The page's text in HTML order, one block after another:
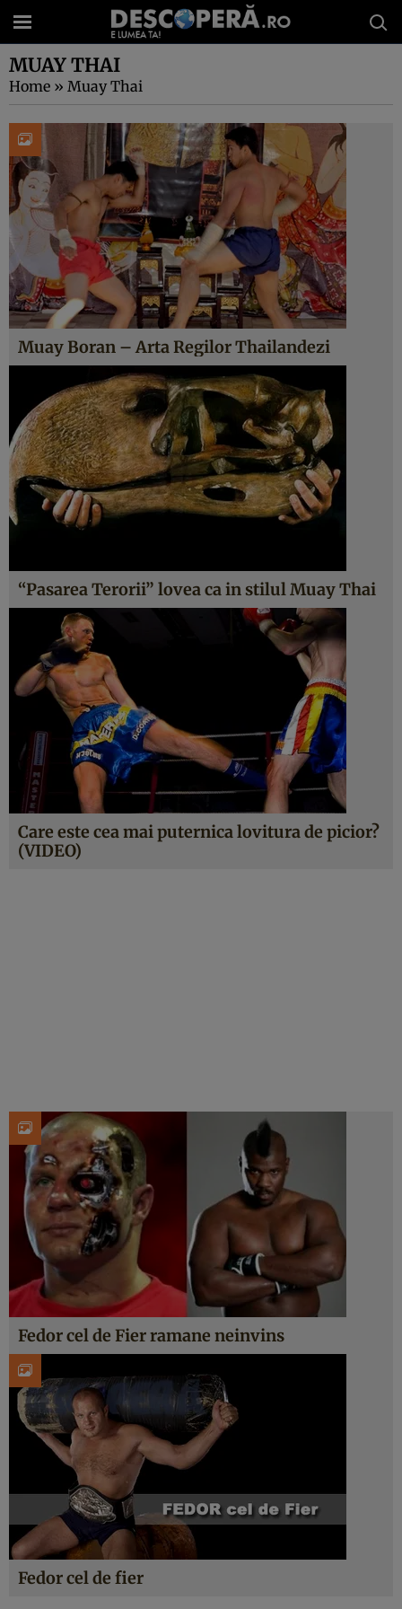
MUAY THAI
Home » Muay Thai
Muay Boran – Arta Regilor Thailandezi
“Pasarea Terorii” lovea ca in stilul Muay Thai
Care este cea mai puternica lovitura de picior?
(VIDEO)
Fedor cel de Fier ramane neinvins
Fedor cel de fier